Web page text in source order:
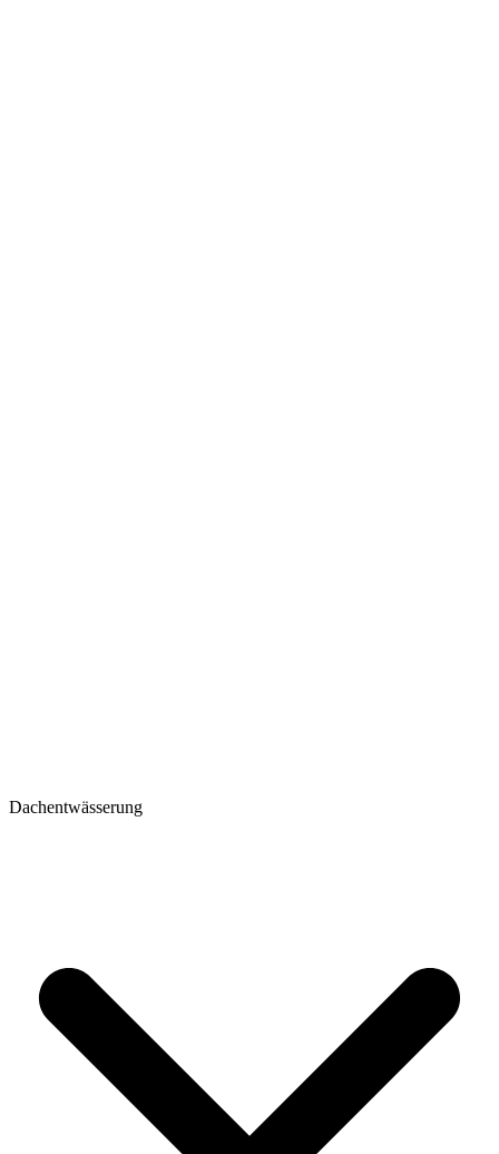
Dachentwässerung